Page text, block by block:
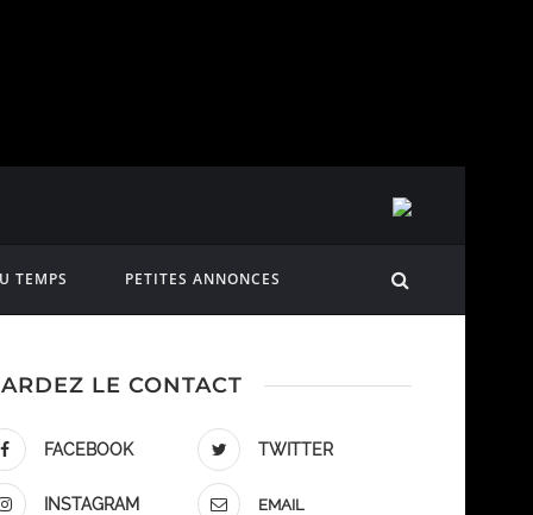
TEMPS PETITES ANNONCES
LE CONTACT
FACEBOOK TWITTER
INSTAGRAM EMAIL